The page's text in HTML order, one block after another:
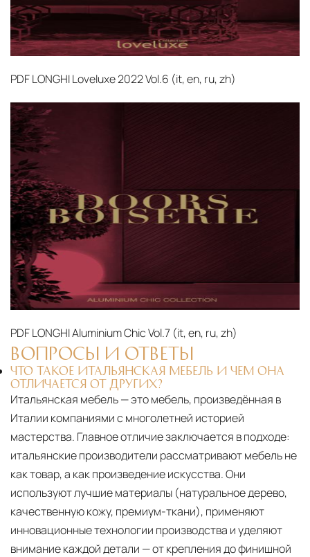
PDFLONGHI Loveluxe 2022 Vol.6 (it, en, ru, zh)‎
PDFLONGHI Aluminium Chic Vol.7 (it, en, ru, zh)‎
ВОПРОСЫ И ОТВЕТЫ
ЧТО ТАКОЕ ИТАЛЬЯНСКАЯ МЕБЕЛЬ И ЧЕМ ОНА
ОТЛИЧАЕТСЯ ОТ ДРУГИХ?
Итальянская мебель — это мебель, произведённая в
Италии компаниями с многолетней историей
мастерства. Главное отличие заключается в подходе:
итальянские производители рассматривают мебель не
как товар, а как произведение искусства. Они
используют лучшие материалы (натуральное дерево,
качественную кожу, премиум-ткани), применяют
инновационные технологии производства и уделяют
внимание каждой детали — от крепления до финишной